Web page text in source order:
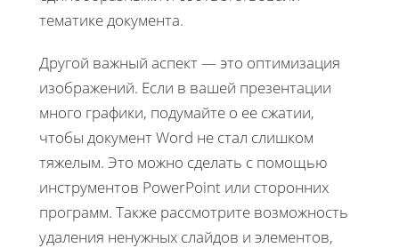
тематике документа.
Другой важный аспект — это оптимизация
изображений. Если в вашей презентации
много графики, подумайте о ее сжатии,
чтобы документ Word не стал слишком
тяжелым. Это можно сделать с помощью
инструментов PowerPoint или сторонних
программ. Также рассмотрите возможность
удаления ненужных слайдов и элементов,